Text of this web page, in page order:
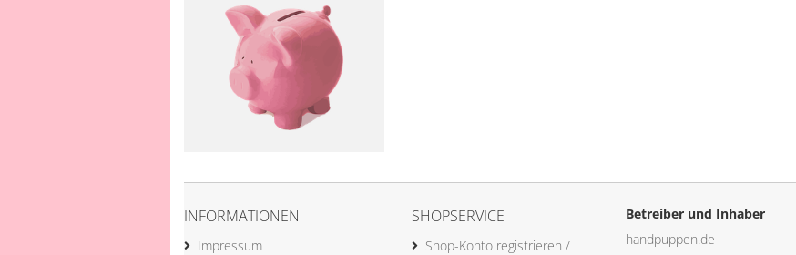
INFORMATIONEN
Impressum
SHOPSERVICE
Shop-Konto registrieren /
Betreiber und Inhaber
handpuppen.de